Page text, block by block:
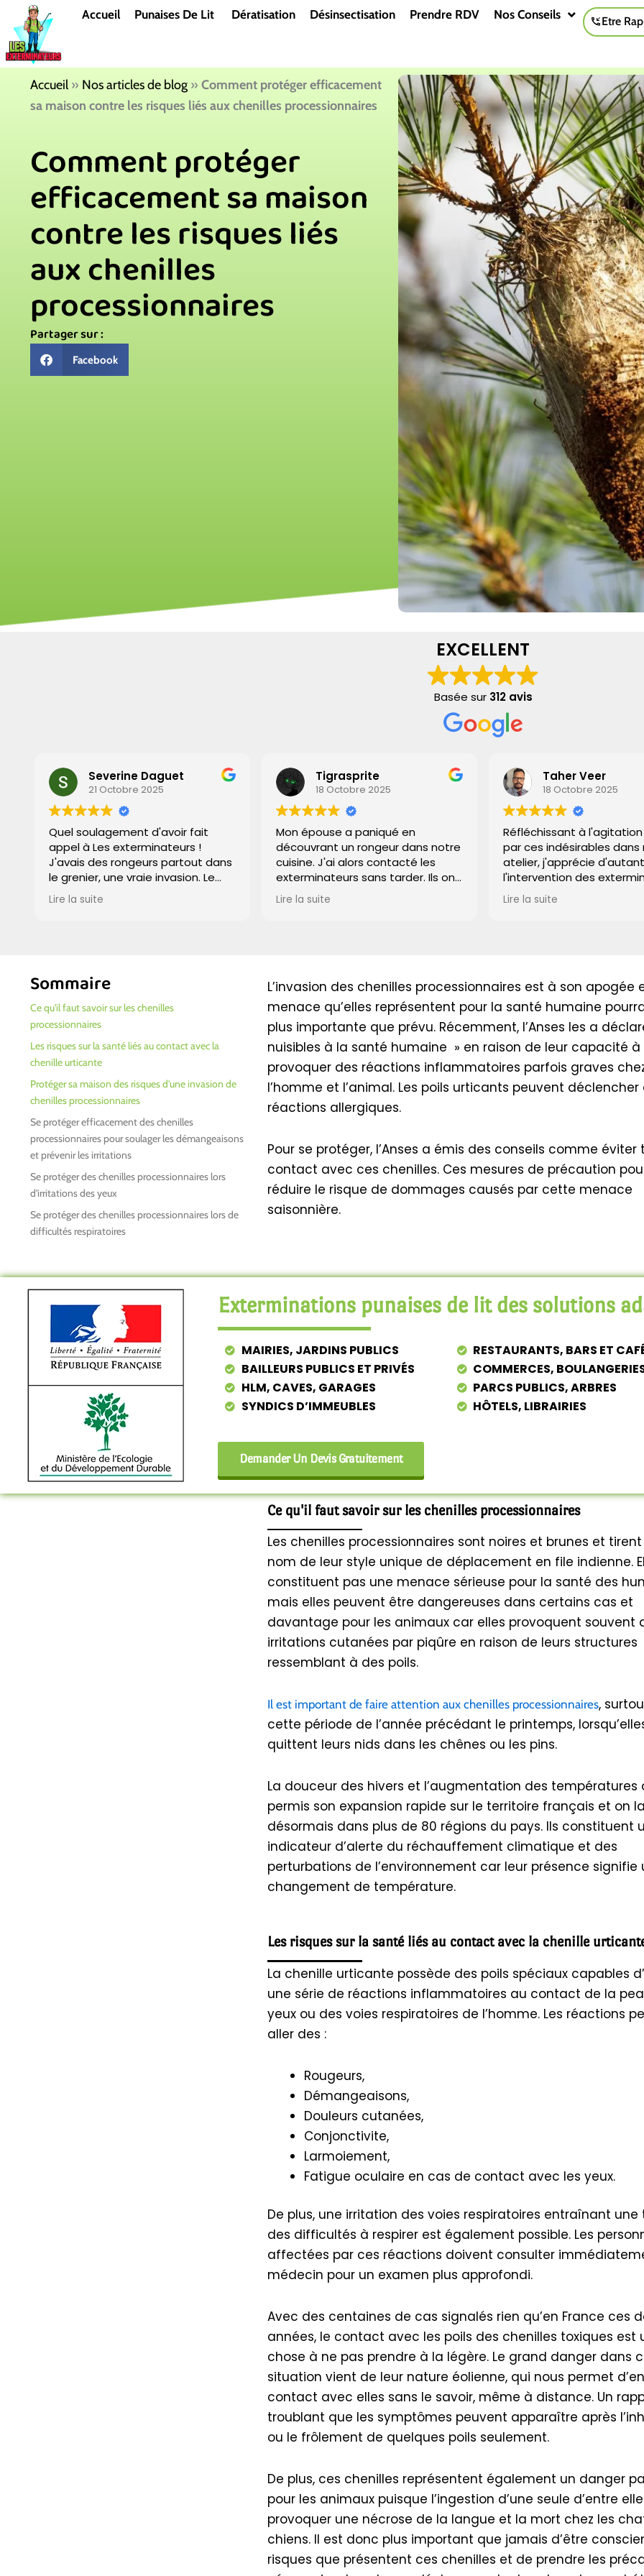
contenu
Accueil Punaises De Lit Dératisation Désinsectisation Prendre RDV Nos Conseils Etre
Accueil » Nos articles de blog » Comment protéger efficacement
sa maison contre les risques liés aux chenilles processionnaires
Comment protéger
efficacement sa maison
contre les risques liés
aux chenilles
processionnaires
Partager sur :
Facebook
EXCELLENT
Basée sur 312 avis
Tigrasprite
18 Octobre 2025
Mon épouse a paniqué en
découvrant un rongeur dans notre
cuisine. J'ai alors contacté les
exterminateurs sans tarder. Ils ont
été hyper réactifs et rassurants,
gérant la situation
boulot.
Lire la suite
Taher Veer
18 Octobre 2025
Réfléchissant à l'agitation causée
par ces indésirables dans mon
atelier, j'apprécie d'autant plus
l'intervention des exterminateurs.
Leur intervention a été rapide et
efficace, le tout avec beaucoup
Lire la suite
Loïc Juran
18 Octobre 2025
Après avoir pris la
confier le problème
rampants à une entreprise
professionnelle, je me suis
retrouvé face à 'les
exterminateurs'. Quelle
efficacité n'a d'égal que
sympathie et leur attitude
positive. Je n'hésiterai
seconde à les
d'autres. Note personnelle:
gars font des miracles et
en souriant. Excellent
Lire la suite
Sommaire
Ce qu'il faut savoir sur les chenilles
processionnaires
Les risques sur la santé liés au contact avec la
chenille urticante
Protéger sa maison des risques d'une invasion de
chenilles processionnaires
Se protéger efficacement des chenilles
processionnaires pour soulager les démangeaisons
et prévenir les irritations
Se protéger des chenilles processionnaires lors
d'irritations des yeux
Se protéger des chenilles processionnaires lors de
difficultés respiratoires
L’invasion des chenilles processionnaires est à son apogée
menace qu’elles représentent pour la santé humaine
plus importante que prévu. Récemment, l’Anses les a
nuisibles à la santé humaine » en raison de leur capacité à
provoquer des réactions inflammatoires parfois graves
l’homme et l’animal. Les poils urticants peuvent déclencher
réactions allergiques.
Pour se protéger, l’Anses a émis des conseils comme éviter
contact avec ces chenilles. Ces mesures de précaution
réduire le risque de dommages causés par cette menace
saisonnière.
Exterminations punaises de lit des solutions
MAIRIES, JARDINS PUBLICS
BAILLEURS PUBLICS ET PRIVÉS
HLM, CAVES, GARAGES
SYNDICS D’IMMEUBLES
RESTAURANTS, BARS ET
COMMERCES,
PARCS PUBLICS, ARBRES
HÔTELS, LIBRAIRIES
Demander Un Devis Gratuitement
Ce qu'il faut savoir sur les chenilles processionnaires
Les chenilles processionnaires sont noires et brunes et
nom de leur style unique de déplacement en file indienne.
constituent pas une menace sérieuse pour la santé des
mais elles peuvent être dangereuses dans certains cas et
davantage pour les animaux car elles provoquent souvent
irritations cutanées par piqûre en raison de leurs structures
ressemblant à des poils.
Il est important de faire attention aux chenilles processionnaires,
cette période de l’année précédant le printemps,
quittent leurs nids dans les chênes ou les pins.
La douceur des hivers et l’augmentation des températures
permis son expansion rapide sur le territoire français et on
désormais dans plus de 80 régions du pays. Ils constituent
indicateur d’alerte du réchauffement climatique et des
perturbations de l’environnement car leur présence signifie
changement de température.
Les risques sur la santé liés au contact avec la chenille
La chenille urticante possède des poils spéciaux capables
une série de réactions inflammatoires au contact de la
yeux ou des voies respiratoires de l’homme. Les réactions
aller des :
Rougeurs,
Démangeaisons,
Douleurs cutanées,
Conjonctivite,
Larmoiement,
Fatigue oculaire en cas de contact avec les yeux.
De plus, une irritation des voies respiratoires entraînant une
des difficultés à respirer est également possible. Les
affectées par ces réactions doivent consulter
médecin pour un examen plus approfondi.
Avec des centaines de cas signalés rien qu’en France ces
années, le contact avec les poils des chenilles toxiques est
chose à ne pas prendre à la légère. Le grand danger dans
situation vient de leur nature éolienne, qui nous permet
contact avec elles sans le savoir, même à distance. Un
troublant que les symptômes peuvent apparaître après
ou le frôlement de quelques poils seulement.
De plus, ces chenilles représentent également un danger
pour les animaux puisque l’ingestion d’une seule d’entre
provoquer une nécrose de la langue et la mort chez les
chiens. Il est donc plus important que jamais d’être
risques que présentent ces chenilles et de prendre les